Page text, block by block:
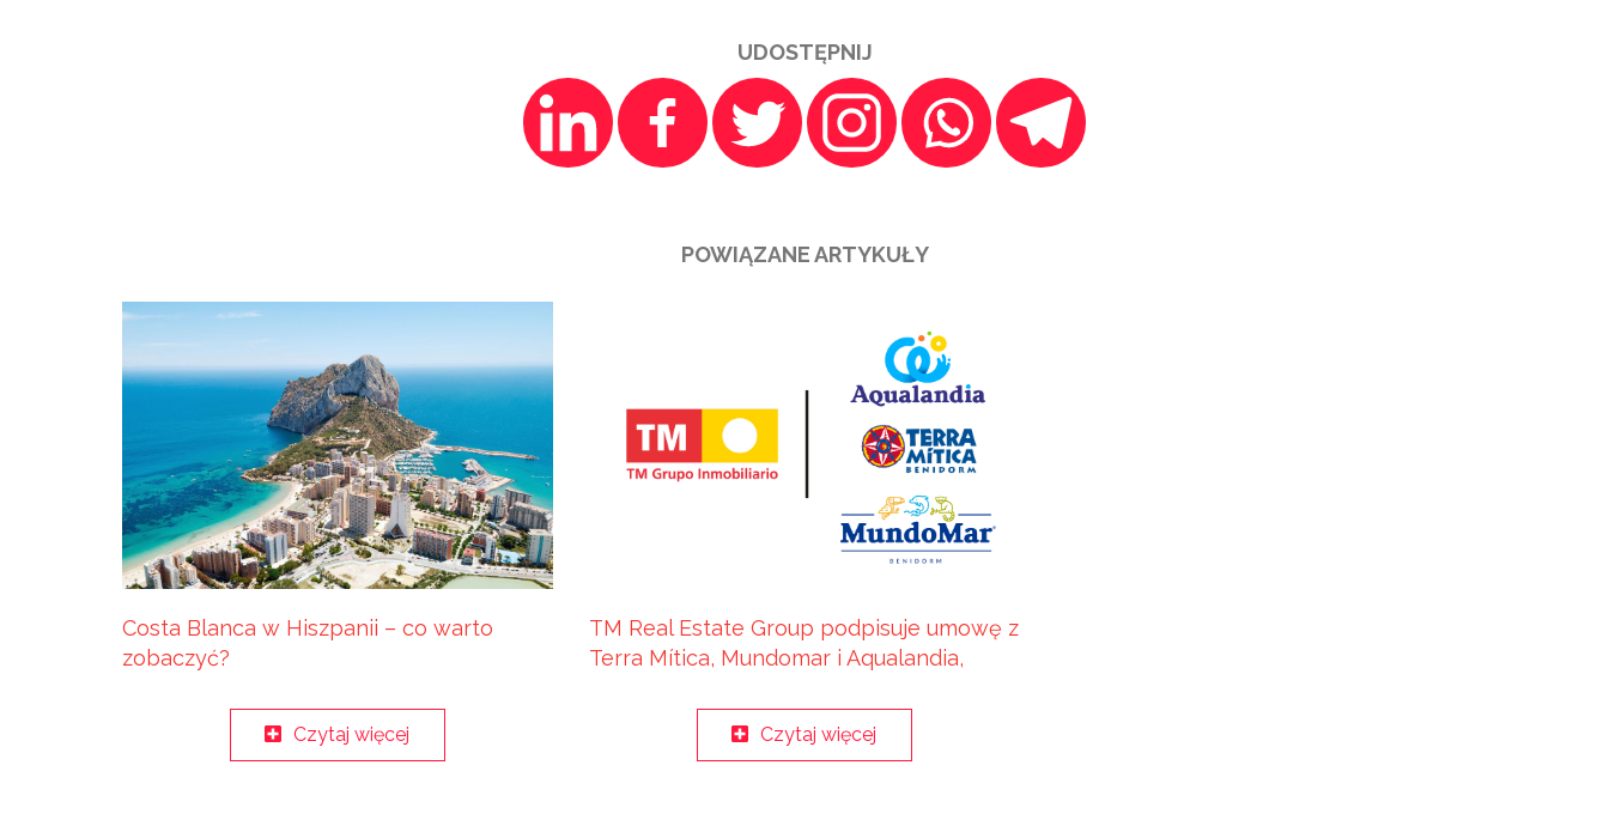
UDOSTĘPNIJ
POWIĄZANE ARTYKUŁY
Costa Blanca w Hiszpanii – co warto
zobaczyć?
Czytaj więcej
TM Real Estate Group podpisuje umowę z
Terra Mítica, Mundomar i Aqualandia,
Czytaj więcej